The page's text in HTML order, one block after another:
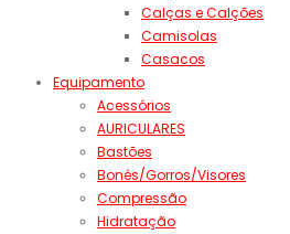
Calças e Calções
Camisolas
Casacos
Equipamento
Acessórios
AURICULARES
Bastões
Bonés/Gorros/Visores
Compressão
Hidratação